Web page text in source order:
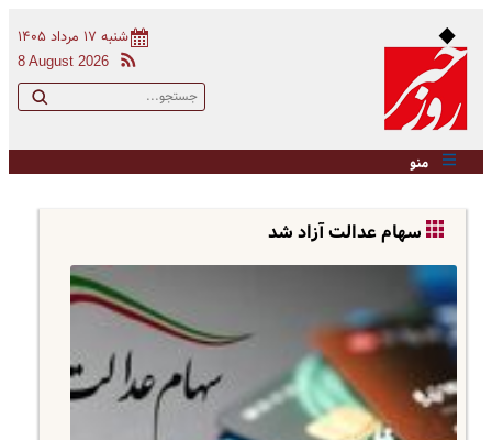
شنبه ۱۷ مرداد ۱۴۰۵
8 August 2026
منو
سهام عدالت آزاد شد